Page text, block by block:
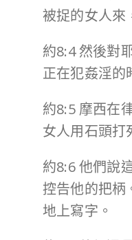
被捉的女人來
約8:4 然後對
正在犯姦淫的
約8:5 摩西在
女人用石頭打
約8:6 他們說
控告他的把柄
地上寫字。